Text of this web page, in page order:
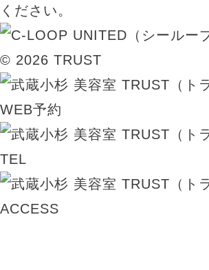
ください。
© 2026 TRUST
WEB予約
TEL
ACCESS